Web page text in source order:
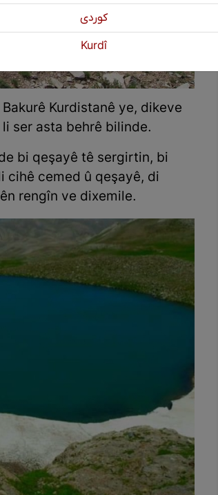
Kurdistanê ye, dikeve
ser asta behrê bilinde.
bi qeşayê tê sergirtin, bi
cihê cemed û qeşayê, di
rengîn ve dixemile.
كوردی
Kurdî